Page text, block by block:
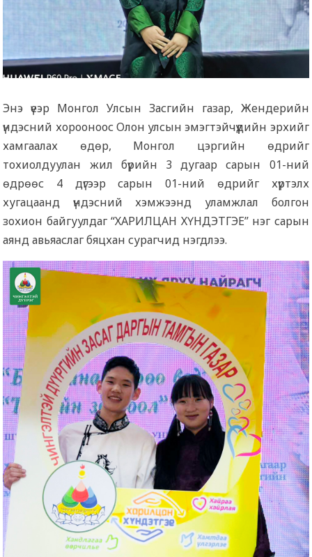
Энэ үеэр Монгол Улсын Засгийн газар, Жендерийн
үндэсний хорооноос Олон улсын эмэгтэйчүүдийн эрхийг
хамгаалах өдөр, Монгол цэргийн өдрийг
тохиолдуулан жил бүрийн 3 дугаар сарын 01-ний
өдрөөс 4 дүгээр сарын 01-ний өдрийг хүртэлх
хугацаанд үндэсний хэмжээнд уламжлал болгон
зохион байгуулдаг “ХАРИЛЦАН ХҮНДЭТГЭЕ” нэг сарын
аянд авьяаслаг бяцхан сурагчид нэгдлээ.